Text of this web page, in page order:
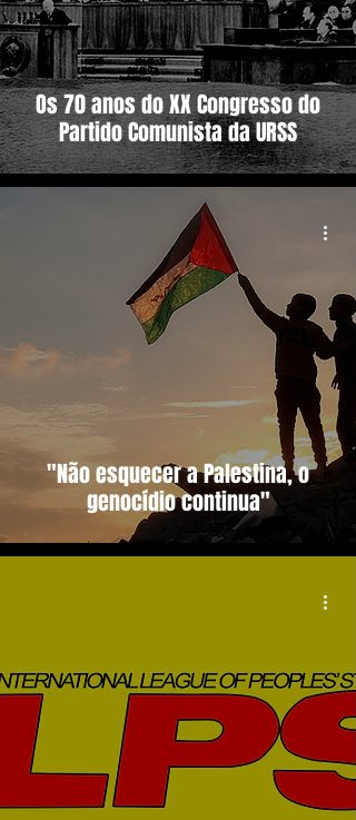
Os 70 anos do XX Congresso do
Partido Comunista da URSS
"Não esquecer a Palestina, o
genocídio continua"